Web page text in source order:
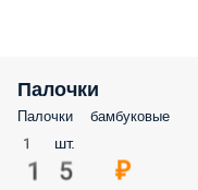
Палочки
Палочки бамбуковые
1 шт.
15 ₽